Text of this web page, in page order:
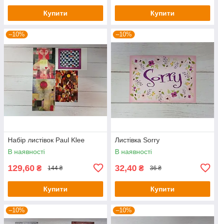
Купити Купити
–10%
Набір листівок Paul Klee
В наявності
129,60 ₴ 144 ₴
Купити
–10%
Листівка Sorry
В наявності
32,40 ₴ 36 ₴
Купити
–10% –10%